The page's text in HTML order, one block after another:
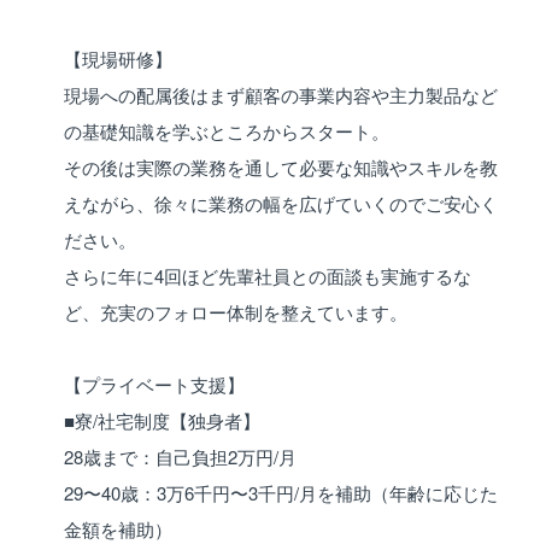
【現場研修】
現場への配属後はまず顧客の事業内容や主力製品など
の基礎知識を学ぶところからスタート。
その後は実際の業務を通して必要な知識やスキルを教
えながら、徐々に業務の幅を広げていくのでご安心く
ださい。
さらに年に4回ほど先輩社員との面談も実施するな
ど、充実のフォロー体制を整えています。
【プライベート支援】
■寮/社宅制度【独身者】
28歳まで：自己負担2万円/月
29〜40歳：3万6千円〜3千円/月を補助（年齢に応じた
金額を補助）